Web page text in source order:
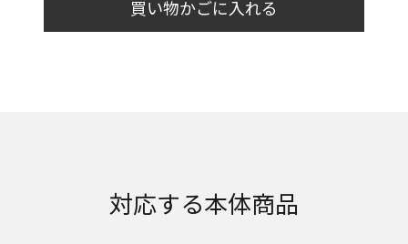
買い物かごに入れる
対応する本体商品